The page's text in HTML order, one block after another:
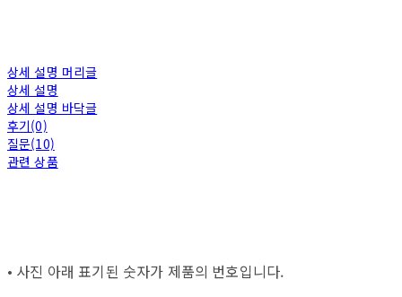
상세 설명 머리글
상세 설명
상세 설명 바닥글
후기(0)
질문(10)
관련 상품
• 사진 아래 표기된 숫자가 제품의 번호입니다.